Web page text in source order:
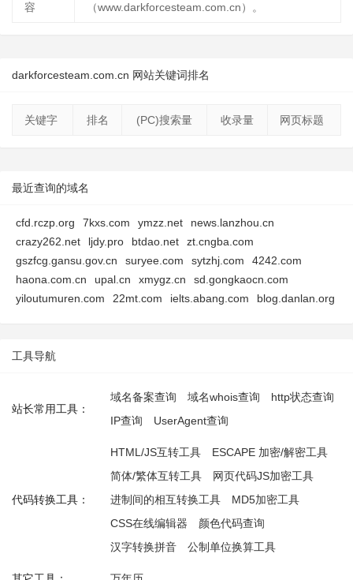
容
（www.darkforcesteam.com.cn）。
darkforcesteam.com.cn 网站关键词排名
关键字 排名 (PC)搜索量 收录量 网页标题
最近查询的域名
cfd.rczp.org 7kxs.com ymzz.net
news.lanzhou.cn
crazy262.net
ljdy.pro btdao.net
zt.cngba.com
gszfcg.gansu.gov.cn
suryee.com sytzhj.com
4242.com
haona.com.cn
upal.cn xmygz.cn
sd.gongkaocn.com
yiloutumuren.com
22mt.com ielts.abang.com blog.danlan.org
工具导航
站长常用工具：
域名备案查询 域名whois查询
http状态查询
IP查询
UserAgent查询
代码转换工具：
HTML/JS互转工具
ESCAPE 加密/解密工具
简体/繁体互转工具
网页代码JS加密工具
进制间的相互转换工具
MD5加密工具
CSS在线编辑器
颜色代码查询
汉字转换拼音
公制单位换算工具